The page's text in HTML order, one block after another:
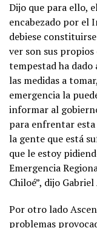
Dijo que para ello,
encabezado por el
debiese
ver son sus
tempestad ha dado
las medidas a
emergencia la
informar al
para enfrentar esta
la gente que está
que le estoy
Emergencia
Chiloé”, dijo
Por otro lado
problemas